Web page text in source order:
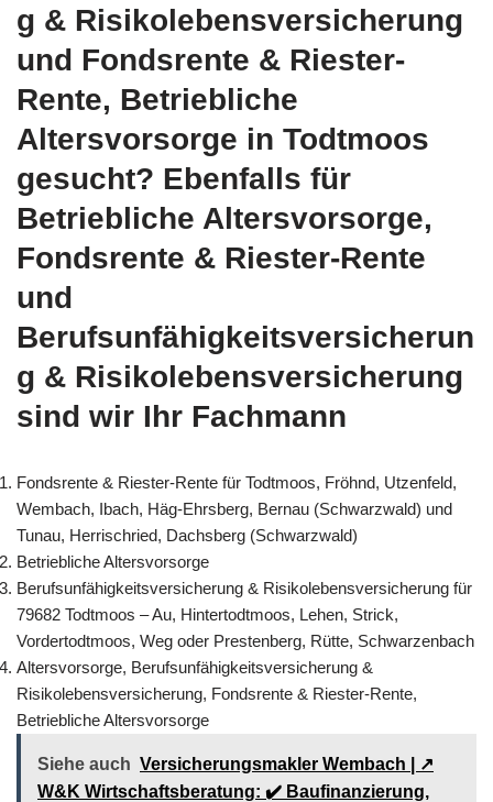
g & Risikolebensversicherung
und Fondsrente & Riester-
Rente, Betriebliche
Altersvorsorge in Todtmoos
gesucht? Ebenfalls für
Betriebliche Altersvorsorge,
Fondsrente & Riester-Rente
und
Berufsunfähigkeitsversicherun
g & Risikolebensversicherung
sind wir Ihr Fachmann
Fondsrente & Riester-Rente für Todtmoos, Fröhnd, Utzenfeld,
Wembach, Ibach, Häg-Ehrsberg, Bernau (Schwarzwald) und
Tunau, Herrischried, Dachsberg (Schwarzwald)
Betriebliche Altersvorsorge
Berufsunfähigkeitsversicherung & Risikolebensversicherung für
79682 Todtmoos – Au, Hintertodtmoos, Lehen, Strick,
Vordertodtmoos, Weg oder Prestenberg, Rütte, Schwarzenbach
Altersvorsorge, Berufsunfähigkeitsversicherung &
Risikolebensversicherung, Fondsrente & Riester-Rente,
Betriebliche Altersvorsorge
Siehe auch Versicherungsmakler Wembach | ↗️
W&K Wirtschaftsberatung: ✔️ Baufinanzierung,